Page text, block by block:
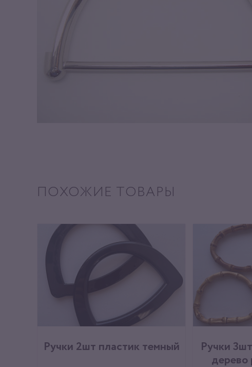
ПОХОЖИЕ ТОВАРЫ
Ручки 2шт пластик темный
Ручки
дерево